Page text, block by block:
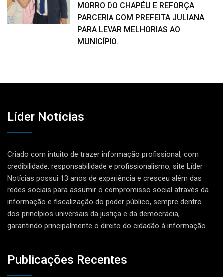
MORRO DO CHAPÉU E REFORÇA
PARCERIA COM PREFEITA JULIANA
PARA LEVAR MELHORIAS AO
MUNICÍPIO.
Líder Notícias
Criado com intuito de trazer informação profissional, com
credibilidade, responsabilidade e profissionalismo, site Líder
Notícias possui 13 anos de experiência e cresceu além das
redes sociais para assumir o compromisso social através da
informação e fiscalização do poder público, sempre dentro
dos princípios universais da justiça e da democracia,
garantindo principalmente o direito do cidadão à informação.
Publicações Recentes